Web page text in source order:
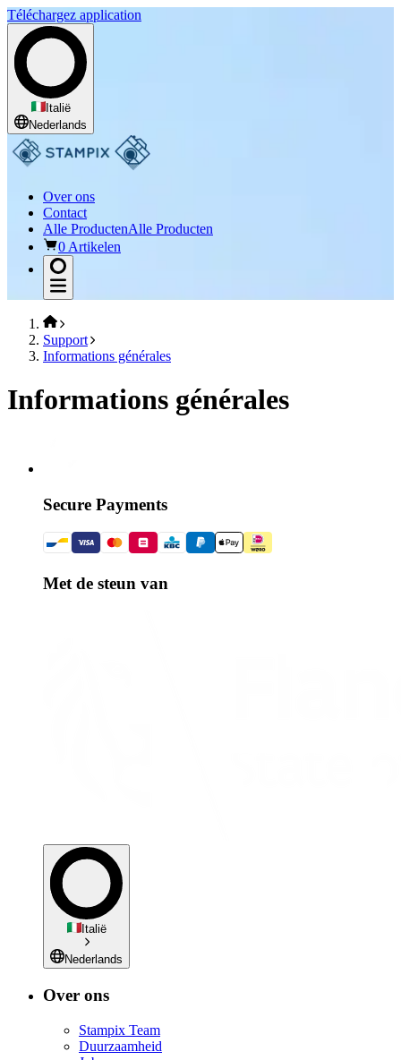
Téléchargez application
Italië
Nederlands
Over ons
Contact
Alle ProductenAlle Producten
0 Artikelen
Support
Informations générales
Informations générales
Secure Payments
Met de steun van
Italië
Nederlands
Over ons
Stampix Team
Duurzaamheid